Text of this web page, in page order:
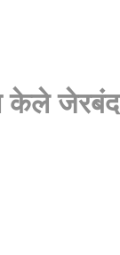
केले जेरबंद